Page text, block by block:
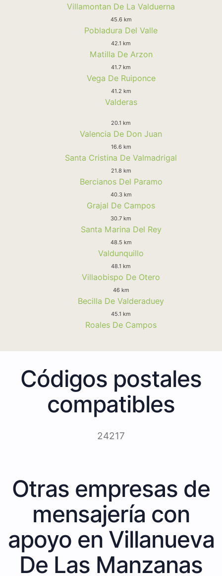
Villamontan De La Valduerna
45.6 km
Pobladura Del Valle
42.1 km
Matilla De Arzon
41.7 km
Vega De Ruiponce
41.2 km
Valderas
20.1 km
Valencia De Don Juan
16.6 km
Santa Cristina De Valmadrigal
21.8 km
Bercianos Del Paramo
40.3 km
Grajal De Campos
30.7 km
Santa Marina Del Rey
48.5 km
Valdunquillo
48.1 km
Villaobispo De Otero
46 km
Becilla De Valderaduey
45.1 km
Roales De Campos
Códigos postales
compatibles
24217
Otras empresas de
mensajería con
apoyo en Villanueva
De Las Manzanas